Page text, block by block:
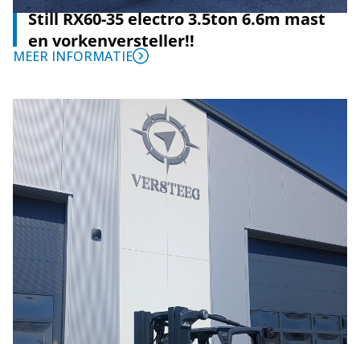
Still RX60-35 electro 3.5ton 6.6m mast
en vorkenversteller!!
MEER INFORMATIE